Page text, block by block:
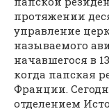
протяжении
управление
называемого
начавшегося в
когда папская
Франции.
отделением